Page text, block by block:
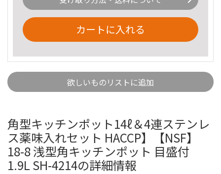
カートに入れる
欲しいものリストに追加
角型キッチンポット14ℓ＆4連ステンレ
ス薬味入れセット HACCP】【NSF】
18-8 浅型角キッチンポット 目盛付
1.9L SH-4214の詳細情報